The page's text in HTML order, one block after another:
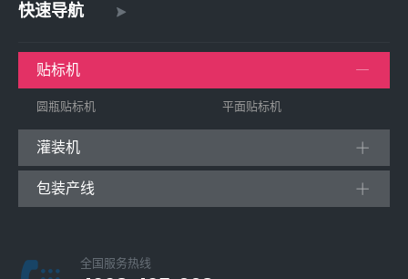
快速导航
贴标机
圆瓶贴标机 平面贴标机
灌装机
包装产线
全国服务热线